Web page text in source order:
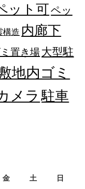
ット可ペッ
構造 内廊下
置き場大型駐
地内ゴミ
メラ 駐車
金 土
日